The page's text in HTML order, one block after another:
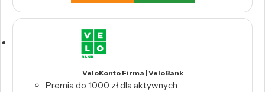
VeloKonto Firma | VeloBank
Premia do 1000 zł dla aktywnych